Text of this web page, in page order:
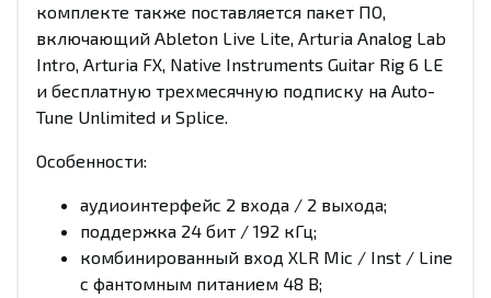
комплекте также поставляется пакет ПО,
включающий Ableton Live Lite, Arturia Analog Lab
Intro, Arturia FX, Native Instruments Guitar Rig 6 LE
и бесплатную трехмесячную подписку на Auto-
Tune Unlimited и Splice.
Особенности:
аудиоинтерфейс 2 входа / 2 выхода;
поддержка 24 бит / 192 кГц;
комбинированный вход XLR Mic / Inst / Line
с фантомным питанием 48 В;